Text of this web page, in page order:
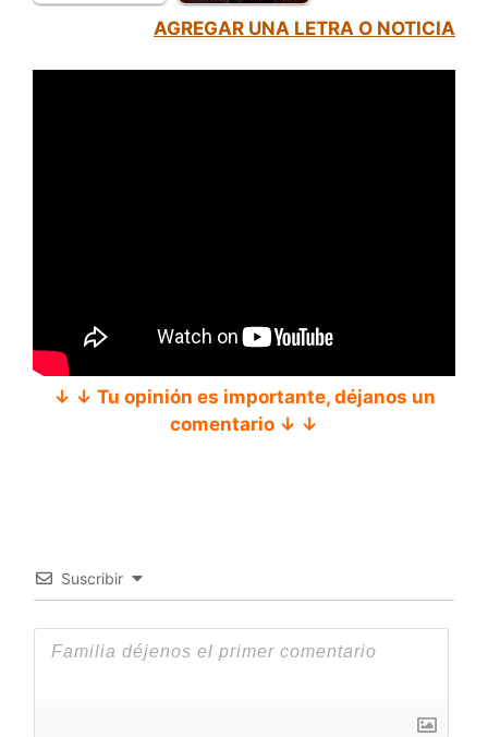
AGREGAR UNA LETRA O NOTICIA
↓ ↓ Tu opinión es importante, déjanos un
comentario ↓ ↓
Suscribir